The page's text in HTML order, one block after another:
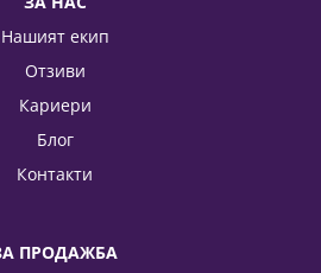
Нашият екип
Отзиви
Кариери
Блог
Контакти
ПРОДАЖБА